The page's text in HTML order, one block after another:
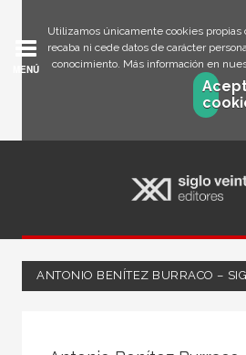
Utilizamos únicamente cookies propias
recaba ni cede datos de carácter
conocimiento. Más información en
MENÚ
ANTONIO BENÍTEZ BURRACO –